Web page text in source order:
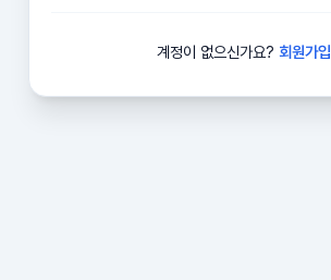
계정이 없으신가요? 회원가입